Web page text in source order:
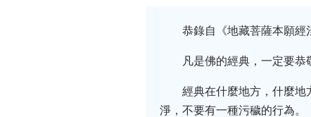
恭錄自《地藏菩薩本願經
凡是佛的經典，一定要恭
經典在什麼地方，什麼地
淨，不要有一種污穢的行為。